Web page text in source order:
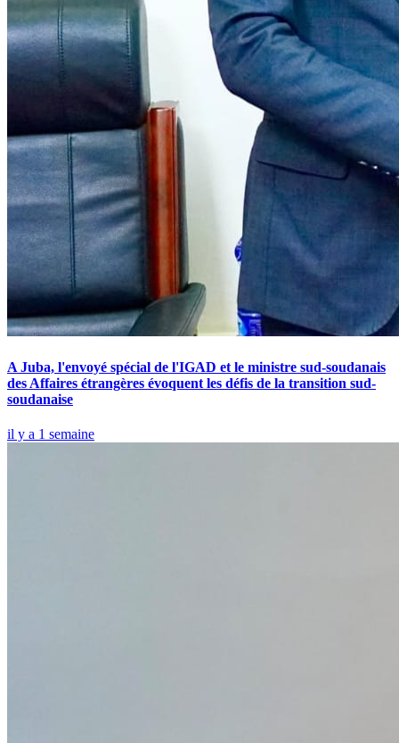
A Juba, l'envoyé spécial de l'IGAD et le ministre sud-soudanais
des Affaires étrangères évoquent les défis de la transition sud-
soudanaise
il y a 1 semaine